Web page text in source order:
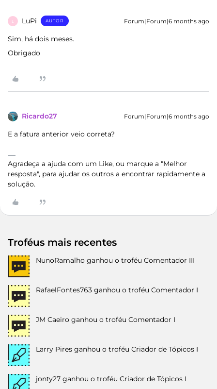
L LuPi AUTOR Forum|Forum|6 months ago
Sim, há dois meses.
Obrigado
Ricardo27 Forum|Forum|6 months ago
E a fatura anterior veio correta?
Agradeça a ajuda com um Like, ou marque a "Melhor
resposta", para ajudar os outros a encontrar rapidamente a
solução.
Troféus mais recentes
NunoRamalho ganhou o troféu Comentador III
RafaelFontes763 ganhou o troféu Comentador I
JM Caeiro ganhou o troféu Comentador I
Larry Pires ganhou o troféu Criador de Tópicos I
jonty27 ganhou o troféu Criador de Tópicos I